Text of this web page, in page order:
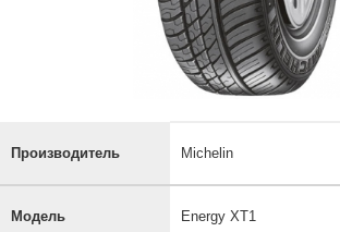
Производитель Michelin
Модель Energy XT1